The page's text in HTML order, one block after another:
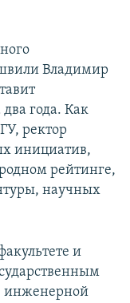
Владимир
два года. Как
ректор
инициатив,
рейтинге,
научных
и
инженерной